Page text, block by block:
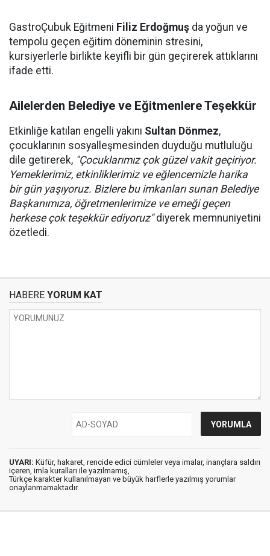
GastroÇubuk Eğitmeni Filiz Erdoğmuş da yoğun ve
tempolu geçen eğitim döneminin stresini,
kursiyerlerle birlikte keyifli bir gün geçirerek attıklarını
ifade etti.
Ailelerden Belediye ve Eğitmenlere Teşekkür
Etkinliğe katılan engelli yakını Sultan Dönmez,
çocuklarının sosyalleşmesinden duyduğu mutluluğu
dile getirerek, "Çocuklarımız çok güzel vakit geçiriyor.
Yemeklerimiz, etkinliklerimiz ve eğlencemizle harika
bir gün yaşıyoruz. Bizlere bu imkanları sunan Belediye
Başkanımıza, öğretmenlerimize ve emeği geçen
herkese çok teşekkür ediyoruz"diyerek memnuniyetini
özetledi.
HABERE YORUM KAT
UYARI: Küfür, hakaret, rencide edici cümleler veya imalar, inançlara saldırı
içeren, imla kuralları ile yazılmamış,
Türkçe karakter kullanılmayan ve büyük harflerle yazılmış yorumlar
onaylanmamaktadır.